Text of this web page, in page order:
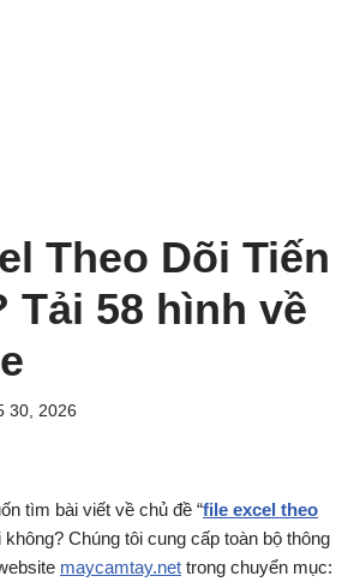
Theo Dõi Tiến
Tải 58 hình về
30, 2026
tìm bài viết về chủ đề “file excel theo
không? Chúng tôi cung cấp toàn bộ thông
maycamtay.net trong chuyển mục: